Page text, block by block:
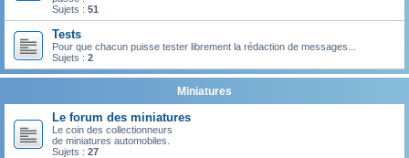
Sujets : 51
Tests
Pour que chacun puisse tester librement la rédaction de messages...
Sujets : 2
Miniatures
Le forum des miniatures
Le coin des collectionneurs
de miniatures automobiles.
Sujets : 27